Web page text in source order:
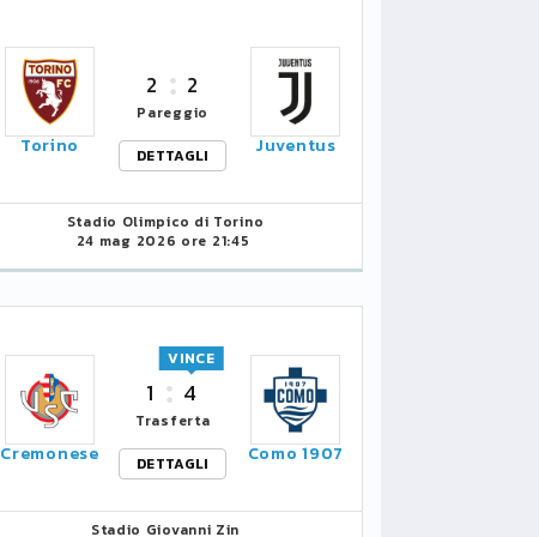
Torino
2 2
Pareggio
DETTAGLI
Juventus
Stadio Olimpico di Torino
24 mag 2026 ore 21:45
Cremonese
1 4
VINCE
Trasferta
DETTAGLI
Como 1907
Stadio Giovanni Zin